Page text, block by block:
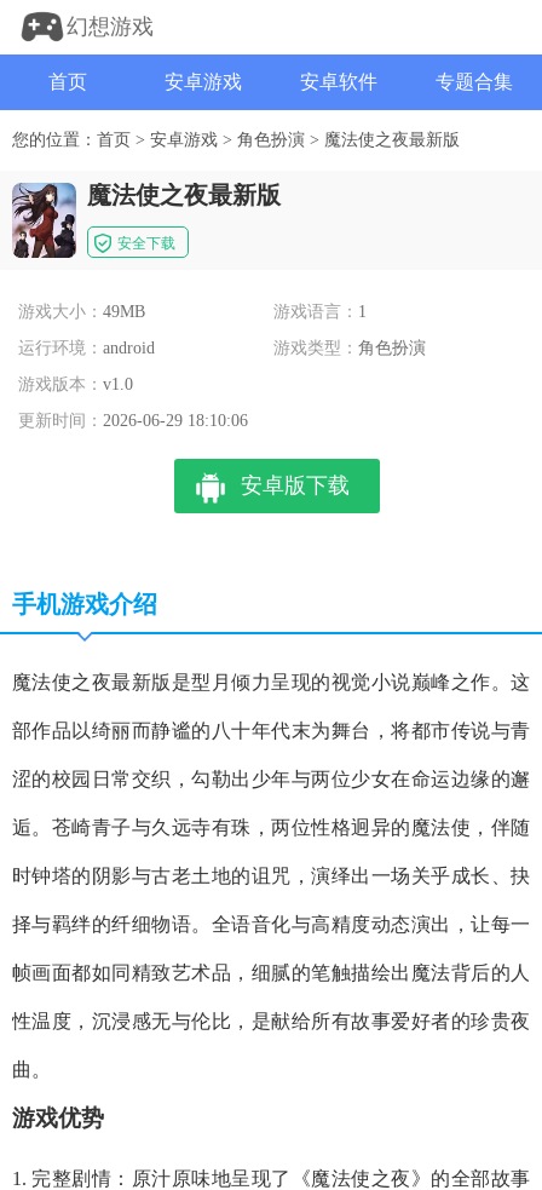
幻想游戏
首页 安卓游戏 安卓软件 专题合集
您的位置： 首页 > 安卓游戏 > 角色扮演 > 魔法使之夜最新版
魔法使之夜最新版
安全下载
游戏大小： 49MB 游戏语言： 1
运行环境： android 游戏类型：角色扮演
游戏版本： v1.0
更新时间： 2026-06-29 18:10:06
安卓版下载
手机游戏介绍
魔法使之夜最新版是型月倾力呈现的视觉小说巅峰之作。这
部作品以绮丽而静谧的八十年代末为舞台，将都市传说与青
涩的校园日常交织，勾勒出少年与两位少女在命运边缘的邂
逅。苍崎青子与久远寺有珠，两位性格迥异的魔法使，伴随
时钟塔的阴影与古老土地的诅咒，演绎出一场关乎成长、抉
择与羁绊的纤细物语。全语音化与高精度动态演出，让每一
帧画面都如同精致艺术品，细腻的笔触描绘出魔法背后的人
性温度，沉浸感无与伦比，是献给所有故事爱好者的珍贵夜
曲。
游戏优势
1. 完整剧情：原汁原味地呈现了《魔法使之夜》的全部故事